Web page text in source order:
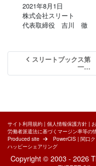
2021年8月1日
株式会社スリート
代表取締役 吉川 徹
スリートブックス第
一…
サイト利用規約 | 個人情報保護方針 |
労働者派遣法に基づくマージン率等の
Produced site
PowerCIS | 関口
ハッピーシェアリング
Copyright © 2003 - 2026